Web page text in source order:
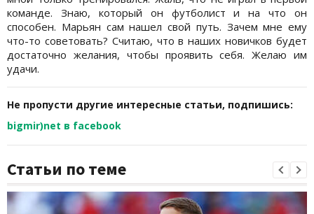
команде. Знаю, который он футболист и на что он
способен. Марьян сам нашел свой путь. Зачем мне ему
что-то советовать? Считаю, что в наших новичков будет
достаточно желания, чтобы проявить себя. Желаю им
удачи.
Не пропусти другие интересные статьи, подпишись:
bigmir)net в facebook
Статьи по теме